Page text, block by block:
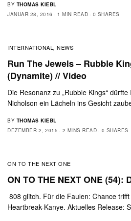
BY THOMAS KIEBL
JANUAR 28, 2016
1 MIN READ 0 SHARES
INTERNATIONAL ,NEWS
Run The Jewels – Rubble
(Dynamite) // Video
Die Resonanz zu „Rubble Kings“
Nicholson ein Lächeln ins Gesicht
BY THOMAS KIEBL
DEZEMBER 2, 2015
2 MINS READ 0 SHARES
ON TO THE NEXT ONE
ON TO THE NEXT ONE (54):
808 glitch. Für die Faulen: Chance
Heartbreak-Kanye. Aktuelles Release: